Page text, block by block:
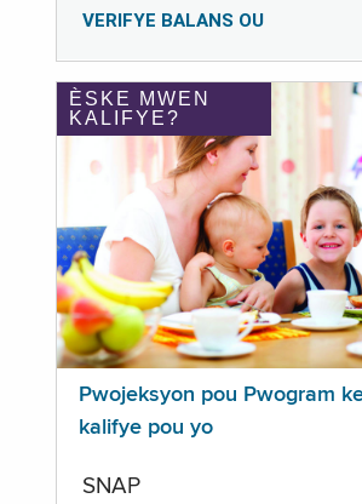
VERIFYE BALANS OU
ÈSKE MWEN
KALIFYE?
Pwojeksyon pou Pwogram
kalifye pou yo
SNAP